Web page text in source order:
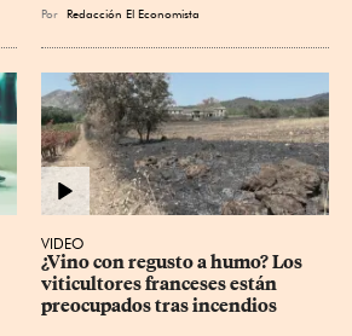
Por Redacción El Economista
VIDEO
¿Vino con regusto a humo? Los
viticultores franceses están
preocupados tras incendios